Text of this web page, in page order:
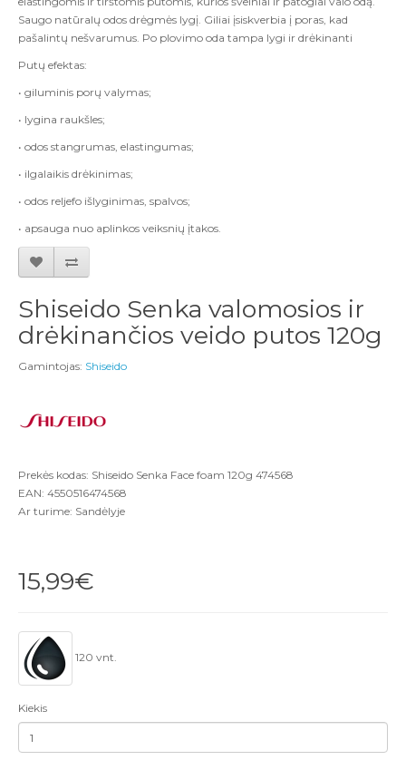
Saugo natūralų odos drėgmės lygį. Giliai įsiskverbia į poras, kad
pašalintų nešvarumus. Po plovimo oda tampa lygi ir drėkinanti
Putų efektas:
• giluminis porų valymas;
• lygina raukšles;
• odos stangrumas, elastingumas;
• ilgalaikis drėkinimas;
• odos reljefo išlyginimas, spalvos;
• apsauga nuo aplinkos veiksnių įtakos.
Shiseido Senka valomosios ir
drėkinančios veido putos 120g
Gamintojas: Shiseido
Prekės kodas: Shiseido Senka Face foam 120g 474568
EAN: 4550516474568
Ar turime: Sandėlyje
15,99€
120 vnt.
Kiekis